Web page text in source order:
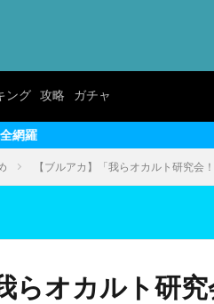
ング 攻略 ガチャ
【ブルアカ】「我らオカルト研究会
らオカルト研